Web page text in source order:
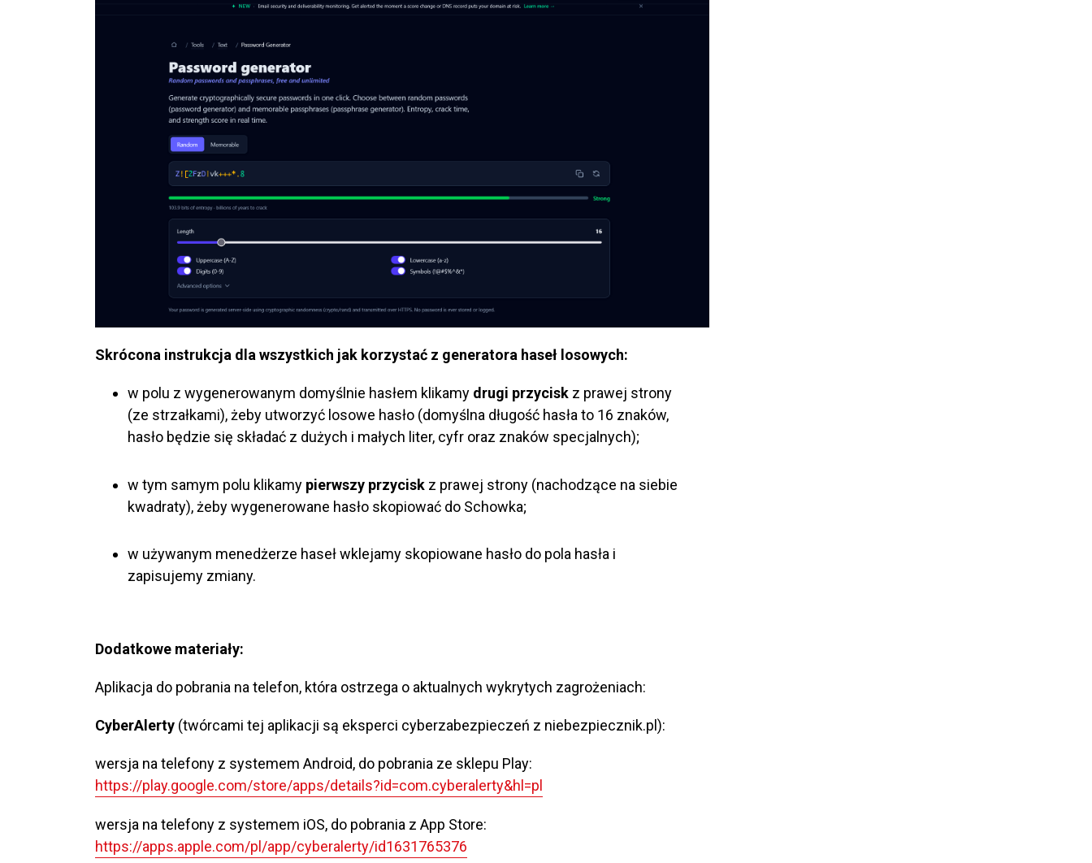
Skrócona instrukcja dla wszystkich jak korzystać z generatora haseł losowych:
w polu z wygenerowanym domyślnie hasłem klikamy drugi przycisk z prawej strony
(ze strzałkami), żeby utworzyć losowe hasło (domyślna długość hasła to 16 znaków,
hasło będzie się składać z dużych i małych liter, cyfr oraz znaków specjalnych);
w tym samym polu klikamy pierwszy przycisk z prawej strony (nachodzące na siebie
kwadraty), żeby wygenerowane hasło skopiować do Schowka;
w używanym menedżerze haseł wklejamy skopiowane hasło do pola hasła i
zapisujemy zmiany.
Dodatkowe materiały:
Aplikacja do pobrania na telefon, która ostrzega o aktualnych wykrytych zagrożeniach:
CyberAlerty (twórcami tej aplikacji są eksperci cyberzabezpieczeń z niebezpiecznik.pl):
wersja na telefony z systemem Android, do pobrania ze sklepu Play:
https://play.google.com/store/apps/details?id=com.cyberalerty&hl=pl
wersja na telefony z systemem iOS, do pobrania z App Store:
https://apps.apple.com/pl/app/cyberalerty/id1631765376